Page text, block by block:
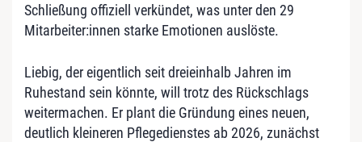
Schließung offiziell verkündet, was unter den 29
Mitarbeiter:innen starke Emotionen auslöste.
Liebig, der eigentlich seit dreieinhalb Jahren im
Ruhestand sein könnte, will trotz des Rückschlags
weitermachen. Er plant die Gründung eines neuen,
deutlich kleineren Pflegedienstes ab 2026, zunächst